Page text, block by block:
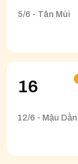
5/6 - Tân Mùi
16
12/6 - Mậu Dần